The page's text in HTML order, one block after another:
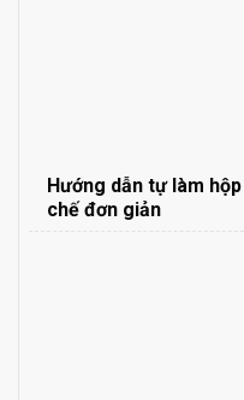
Hướng dẫn tự làm
chế đơn giản